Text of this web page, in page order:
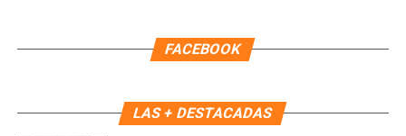
FACEBOOK
LAS + DESTACADAS